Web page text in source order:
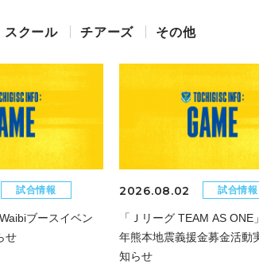
スクール チアーズ その他
試合情報
ブースイベン
せ
2026.08.02 試合情報
「Ｊリーグ TEAM AS ONE
年熊本地震義援金募金活動
知らせ